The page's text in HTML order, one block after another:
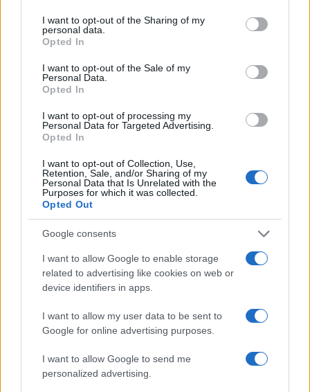
not limited to your visit or usage behaviour. You may click to
grant or deny consent to Google and its third-party tags to
use your data for below specified purposes in below Google
consent section.
I want to opt-out of the Sharing of my
personal data.
Opted In
I want to opt-out of the Sale of my
Personal Data.
Opted In
I want to opt-out of processing my
Personal Data for Targeted Advertising.
Opted In
I want to opt-out of Collection, Use,
Retention, Sale, and/or Sharing of my
Personal Data that Is Unrelated with the
Purposes for which it was collected.
Opted Out
Google consents
I want to allow Google to enable storage
related to advertising like cookies on web or
device identifiers in apps.
I want to allow my user data to be sent to
Google for online advertising purposes.
I want to allow Google to send me
personalized advertising.
Parma Calcio: Touré è ufficiale, dettagli sul
trasferimento dall’Atalanta
Andrea Conforti · 8 Ago 2026
Chouchaa: chi è il calciatore algerino?
Union Berlino-Cagliari: dove vedere l’amichevole
estiva in diretta
Lazio e Milan: tutti gli ex calciatori che hanno
indossato le due maglie
Il patrimonio di Alex Del Piero: tutti i guadagni di
Pinturicchio